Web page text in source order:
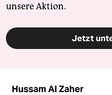
unsere Aktion.
Jetzt
Hussam Al Zaher